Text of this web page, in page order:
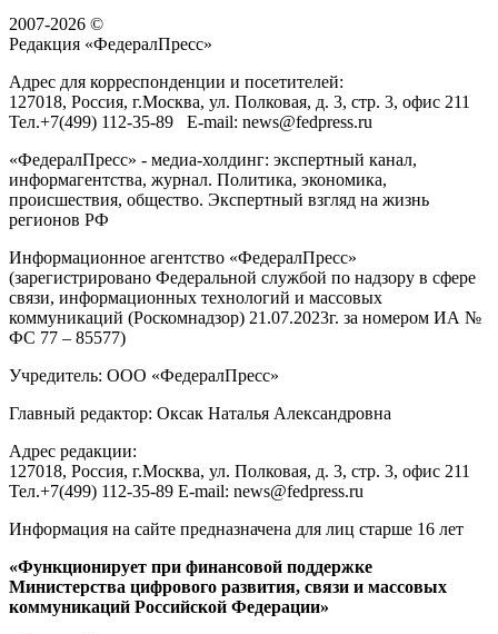
2007-2026 ©
Редакция «ФедералПресс»
Адрес для корреспонденции и посетителей:
127018, Россия, г.Москва, ул. Полковая, д. 3, стр. 3, офис 211
Тел.+7(499) 112-35-89 E-mail: news@fedpress.ru
«ФедералПресс» - медиа-холдинг: экспертный канал,
информагентства, журнал. Политика, экономика,
происшествия, общество. Экспертный взгляд на жизнь
регионов РФ
Информационное агентство «ФедералПресс»
(зарегистрировано Федеральной службой по надзору в сфере
связи, информационных технологий и массовых
коммуникаций (Роскомнадзор) 21.07.2023г. за номером ИА №
ФС 77 – 85577)
Учредитель: ООО «ФедералПресс»
Главный редактор: Оксак Наталья Александровна
Адрес редакции:
127018, Россия, г.Москва, ул. Полковая, д. 3, стр. 3, офис 211
Тел.+7(499) 112-35-89 E-mail: news@fedpress.ru
Информация на сайте предназначена для лиц старше 16 лет
«Функционирует при финансовой поддержке
Министерства цифрового развития, связи и массовых
коммуникаций Российской Федерации»